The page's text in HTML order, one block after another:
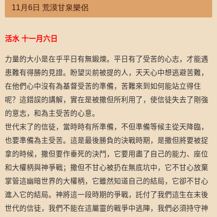
11月6日 荒漠甘泉樂侶
活水 十一月六日
力量的大小是在乎平日有無鍛煉。平日有了受苦的心志，才能遇
患難有得勝的見證。盼望災前被提的人，天天心中想逃避苦難，
在他們心中沒有為基督受苦的準備，苦難來到如何能站立得住
呢？這錯誤的講解，實在是被撒但所利用了，使信徒失去了剛強
的意志，和為主受苦的心意。
世代末了的信徒，當時時有所準備，不但準備等候主從天降臨，
也要準備為主受苦。這是最後勝負的決戰時期，是撒但將要被捉
拿的時候，撒但要作垂死的決鬥，它要用盡了自己的能力、座位
和大權柄與神爭戰；撒但不甘心被扔在無底坑中，它不甘心放棄
掌管這幽暗世界的大權柄，它雖然知道自己的結局，它卻不甘心
進入它的結局。神將這一段時期的爭戰，託付了我們這生在末後
世代的信徒，我們不能在這屬靈的戰爭中逃陣，我們必須持守神